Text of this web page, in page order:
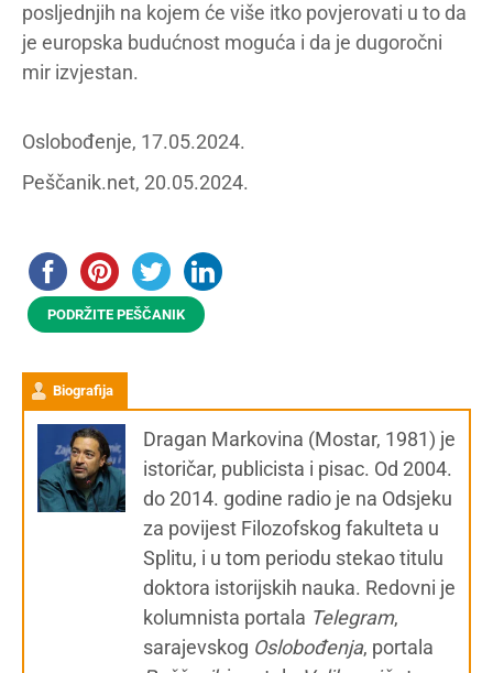
posljednjih na kojem će više itko povjerovati u to da
je europska budućnost moguća i da je dugoročni
mir izvjestan.
Oslobođenje, 17.05.2024.
Peščanik.net, 20.05.2024.
PODRŽITE PEŠČANIK
Biografija
Dragan Markovina (Mostar, 1981) je
istoričar, publicista i pisac. Od 2004.
do 2014. godine radio je na Odsjeku
za povijest Filozofskog fakulteta u
Splitu, i u tom periodu stekao titulu
doktora istorijskih nauka. Redovni je
kolumnista portala Telegram,
sarajevskog Oslobođenja, portala